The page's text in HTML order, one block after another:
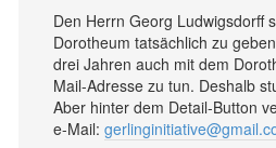
Den Herrn Georg Ludwigsdorff
Dorotheum tatsächlich zu
drei Jahren auch mit dem
Mail-Adresse zu tun. Deshalb
Aber hinter dem Detail-Button
e-Mail: